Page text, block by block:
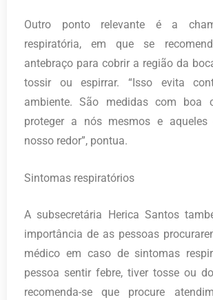
Outro ponto relevante é a
respiratória, em que se
antebraço para cobrir a região da
tossir ou espirrar. “Isso evita
ambiente. São medidas com boa
proteger a nós mesmos e
nosso redor”, pontua.
Sintomas respiratórios
A subsecretária Herica Santos
importância de as pessoas
médico em caso de sintomas
pessoa sentir febre, tiver tosse ou
recomenda-se que procure